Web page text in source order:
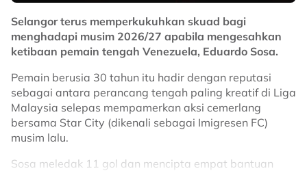
Selangor terus memperkukuhkan skuad bagi
menghadapi musim 2026/27 apabila mengesahkan
ketibaan pemain tengah Venezuela, Eduardo Sosa.
Pemain berusia 30 tahun itu hadir dengan reputasi
sebagai antara perancang tengah paling kreatif di Liga
Malaysia selepas mempamerkan aksi cemerlang
bersama Star City (dikenali sebagai Imigresen FC)
musim lalu.
Sosa meledak 11 gol dan mencipta empat bantuan